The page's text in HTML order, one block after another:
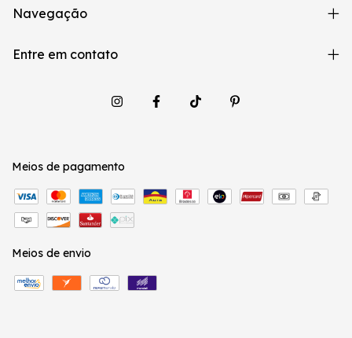
Navegação
Entre em contato
Meios de pagamento
Meios de envio